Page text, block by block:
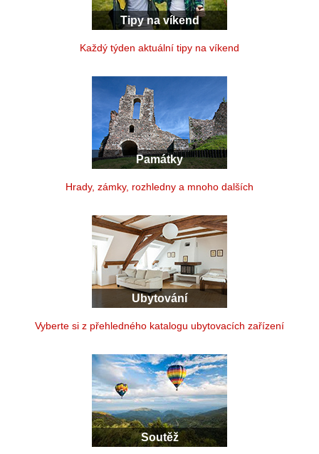
Tipy na víkend
Každý týden aktuální tipy na víkend
Památky
Hrady, zámky, rozhledny a mnoho dalších
Ubytování
Vyberte si z přehledného katalogu ubytovacích zařízení
Soutěž